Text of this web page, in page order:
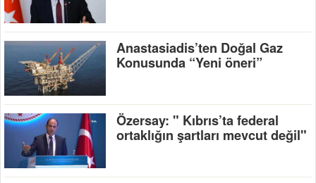
Anastasiadis’ten Doğal Gaz
Konusunda “Yeni öneri”
Özersay: " Kıbrıs’ta federal
ortaklığın şartları mevcut değil"